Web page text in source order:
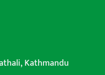
Kathmandu